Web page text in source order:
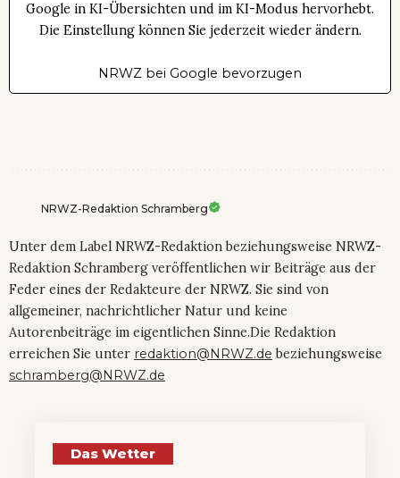
Google in KI-Übersichten und im KI-Modus hervorhebt.
Die Einstellung können Sie jederzeit wieder ändern.
NRWZ bei Google bevorzugen
NRWZ-Redaktion Schramberg
Unter dem Label NRWZ-Redaktion beziehungsweise NRWZ-
Redaktion Schramberg veröffentlichen wir Beiträge aus der
Feder eines der Redakteure der NRWZ. Sie sind von
allgemeiner, nachrichtlicher Natur und keine
Autorenbeiträge im eigentlichen Sinne.Die Redaktion
erreichen Sie unter redaktion@NRWZ.de beziehungsweise
schramberg@NRWZ.de
Das Wetter